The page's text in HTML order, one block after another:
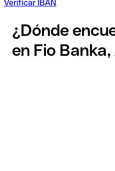
Verificar IBAN
¿Dónde
en Fio Banka,